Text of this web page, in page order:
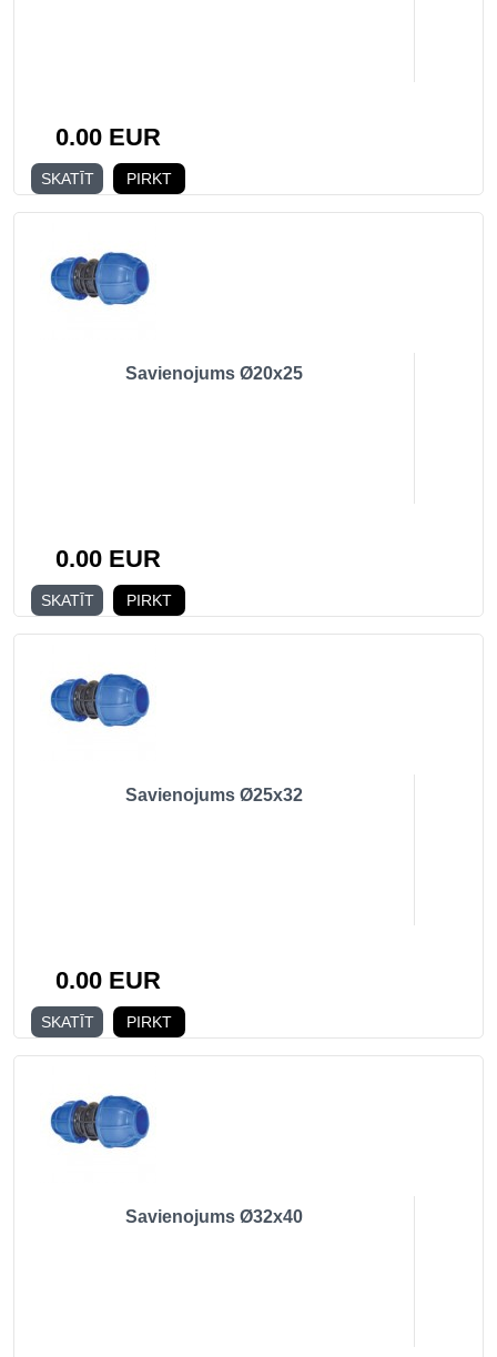
0.00 EUR
SKATĪT PIRKT
Savienojums Ø20x25
0.00 EUR
SKATĪT PIRKT
Savienojums Ø25x32
0.00 EUR
SKATĪT PIRKT
Savienojums Ø32x40